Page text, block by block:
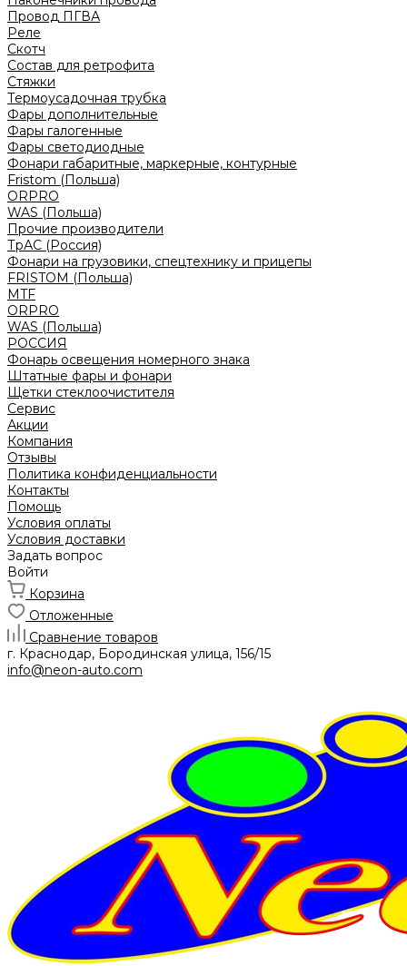
Провод ПГВА
Реле
Скотч
Состав для ретрофита
Стяжки
Термоусадочная трубка
Фары дополнительные
Фары галогенные
Фары светодиодные
Фонари габаритные, маркерные, контурные
Fristom (Польша)
ORPRO
WAS (Польша)
Прочие производители
ТрАС (Россия)
Фонари на грузовики, спецтехнику и прицепы
FRISTOM (Польша)
MTF
ORPRO
WAS (Польша)
РОССИЯ
Фонарь освещения номерного знака
Штатные фары и фонари
Щетки стеклоочистителя
Сервис
Акции
Компания
Отзывы
Политика конфиденциальности
Контакты
Помощь
Условия оплаты
Условия доставки
Задать вопрос
Войти
Корзина
Отложенные
Сравнение товаров
г. Краснодар, Бородинская улица, 156/15
info@neon-auto.com